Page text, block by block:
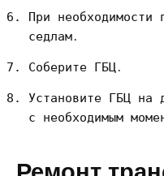
При необходимости
седлам․
Соберите ГБЦ․
Установите ГБЦ на
с необходимым